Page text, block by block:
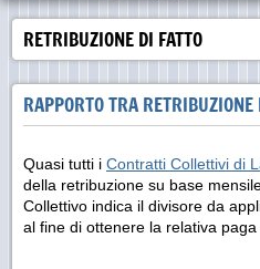
RETRIBUZIONE DI FATTO
RAPPORTO TRA
Quasi tutti i Contratti Collettivi di
della retribuzione su base
Collettivo indica il divisore da
al fine di ottenere la relativa paga